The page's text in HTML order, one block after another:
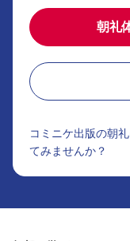
朝礼
コミニケ出版の朝
てみませんか？